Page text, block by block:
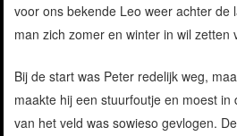
voor ons bekende Leo weer achter de
man zich zomer en winter in wil zetten
Bij de start was Peter redelijk weg,
maakte hij een stuurfoutje en moest
van het veld was sowieso gevlogen.